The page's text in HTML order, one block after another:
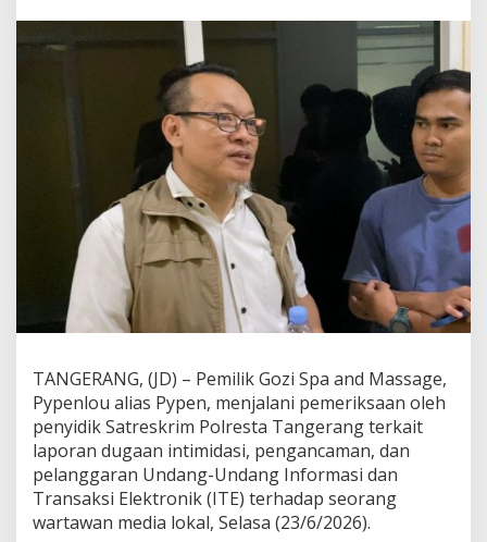
a
r
K
a
u
s
D
g
a
n
I
n
t
i
m
i
d
TANGERANG, (JD) – Pemilik Gozi Spa and Massage,
Pypenlou alias Pypen, menjalani pemeriksaan oleh
penyidik Satreskrim Polresta Tangerang terkait
laporan dugaan intimidasi, pengancaman, dan
pelanggaran Undang-Undang Informasi dan
Transaksi Elektronik (ITE) terhadap seorang
wartawan media lokal, Selasa (23/6/2026).